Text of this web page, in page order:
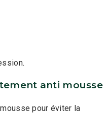
anti mousse
pour éviter la